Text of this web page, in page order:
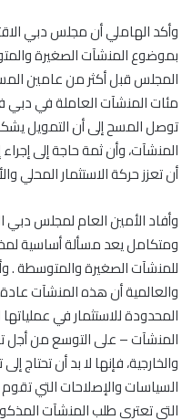
وأكد الهاملي أن مجلس دبي
بموضوع المنشآت الصغيرة
المجلس قبل أكثر من عامين
مئات المنشآت العاملة في دبي
توصل المسح إلى أن التمويل
المنشآت، وأن ثمة حاجة إلى
أن تعزز حركة الاستثمار المحلي
وأفاد الأمين العام لمجلس
ومتكامل يعد مسألة أساسية
للمنشآت الصغيرة والمتوسطة .
والعالمية أن هذه المنشآت
المحدودة للاستثمار في
المنشآت – على التوسع من أجل
والخارجية، فإنها لا بد أن
السياسات والإصلاحات التي
التي تعتري طلب المنشآت